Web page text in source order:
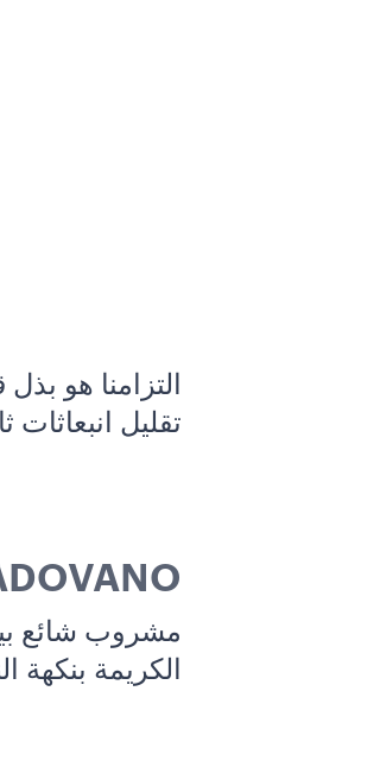
التزامنا هو
تقليل
مشروب شائع
الكريمة بنكهة